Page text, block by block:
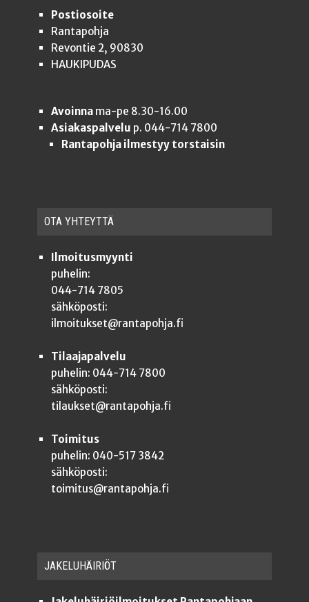
Postiosoite
Rantapohja
Revontie 2, 90830
HAUKIPUDAS
Avoinnama-pe 8.30-16.00
Asiakaspalvelu p. 044-714 7800
Rantapohja ilmestyy torstaisin
OTA YHTEYT­TÄ
Ilmoitusmyynti
puhelin:
044-714 7805
sähköposti:
ilmoitukset@rantapohja.fi
Tilaajapalvelu
puhelin: 044-714 7800
sähköposti:
tilaukset@rantapohja.fi
Toimitus
puhelin: 040-517 3842
sähköposti:
toimitus@rantapohja.fi
JAKE­LU­HÄI­RIÖT